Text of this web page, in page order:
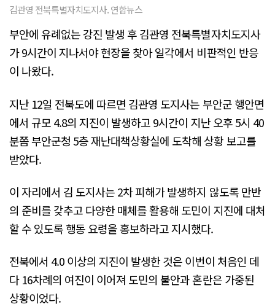
김관영 전북특별자치도지사. 연합뉴스
부안에 유례없는 강진 발생 후 김관영 전북특별자치도지사
가 9시간이 지나서야 현장을 찾아 일각에서 비판적인 반응
이 나왔다.
지난 12일 전북도에 따르면 김관영 도지사는 부안군 행안면
에서 규모 4.8의 지진이 발생하고 9시간이 지난 오후 5시 40
분쯤 부안군청 5층 재난대책상황실에 도착해 상황 보고를
받았다.
이 자리에서 김 도지사는 2차 피해가 발생하지 않도록 만반
의 준비를 갖추고 다양한 매체를 활용해 도민이 지진에 대처
할 수 있도록 행동 요령을 홍보하라고 지시했다.
전북에서 4.0 이상의 지진이 발생한 것은 이번이 처음인 데
다 16차례의 여진이 이어져 도민의 불안과 혼란은 가중된
상황이었다.